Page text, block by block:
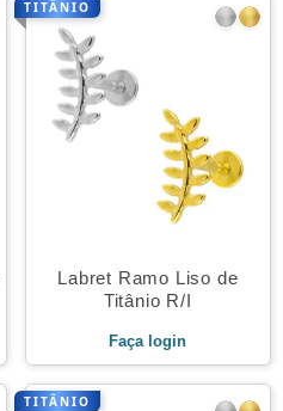
TITÂNIO
Labret Ramo Liso de
Titânio R/I
Faça login
TITÂNIO